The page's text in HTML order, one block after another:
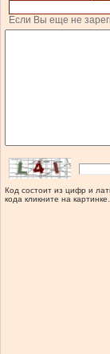
Если Вы еще не
Код состоит из цифр и
кода кликните на картинке.